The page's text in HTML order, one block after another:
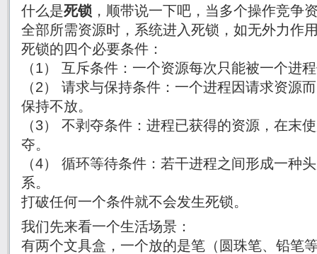
什么是死锁 ，顺带说一下吧，当多个操作竞争
全部所需资源时，系统进入死锁，如无外力作
死锁的四个必要条件：
（1） 互斥条件：一个资源每次只能被一个进
（2） 请求与保持条件：一个进程因请求资源
保持不放。
（3） 不剥夺条件：进程已获得的资源，在末
夺。
（4） 循环等待条件：若干进程之间形成一种
系。
打破任何一个条件就不会发生死锁。
我们先来看一个生活场景：
有两个文具盒，一个放的是笔（圆珠笔、铅笔